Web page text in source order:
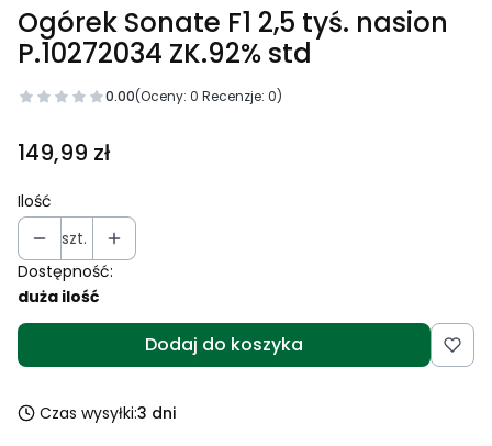
Ogórek Sonate F1 2,5 tyś. nasion
P.10272034 ZK.92% std
0.00(Oceny: 0 Recenzje: 0)
Cena
149,99 zł
Ilość
szt.
Dostępność:
duża ilość
Dodaj do koszyka
Czas wysyłki:3 dni